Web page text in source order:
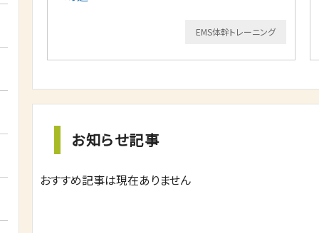
EMS体幹トレーニング
お知らせ記事
おすすめ記事は現在ありません